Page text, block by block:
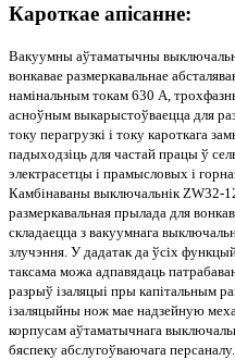
Кароткае апісанне:
Вакуумны аўтаматычны
вонкавае размеркавальнае
намінальным токам 630 А,
асноўным выкарыстоўваецца для
току перагрузкі і току кароткага
падыходзіць для частай працы ў
электрасетцы і прамысловых і
Камбінаваны выключальнік ZW32-
размеркавальная прылада для
складаецца з вакуумнага
злучэння. У дадатак да ўсіх
таксама можа адпавядаць
разрыў ізаляцыі пры капітальным
ізаляцыйны нож мае надзейную
корпусам аўтаматычнага
бяспеку абслугоўваючага